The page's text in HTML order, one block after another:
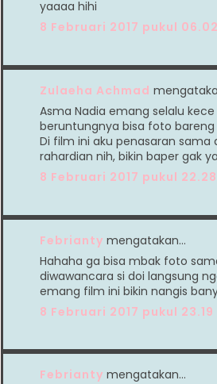
yaaaa hihi
8 Februari 2017 pukul 06.02
Zulaeha Achmad
Asma Nadia emang selalu
beruntungnya bisa foto bareng
Di film ini aku penasaran sama
rahardian nih, bikin baper gak
8 Februari 2017 pukul 22.28
Febrianty mengatakan…
Hahaha ga bisa mbak foto
diwawancara si doi langsung
emang film ini bikin nangis
8 Februari 2017 pukul 23.19
Febrianty mengatakan…